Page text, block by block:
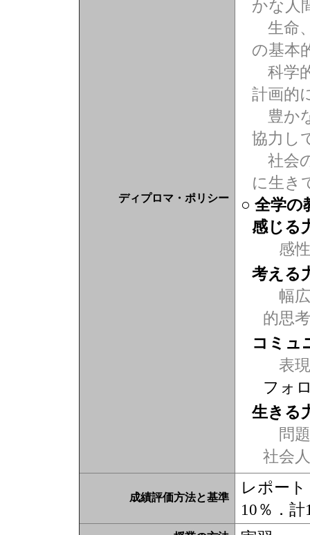
ディプロマ・ポリシー
かな人
生命
の基本
科学
計画的
豊か
協力し
社会
に生き
○ 全学の
感じる
感性
考える
幅
的思
コミュ
表現
フォ
生きる
問題
社会
成績評価方法と基準
レポー
10％．